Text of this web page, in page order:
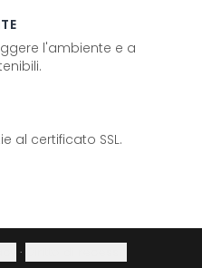
l'ambiente e a
al certificato SSL.
·